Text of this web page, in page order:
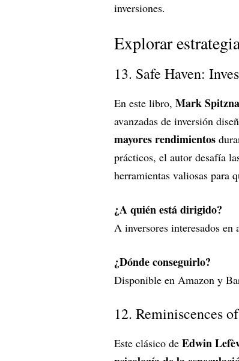
inversiones.
Explorar
13. Safe Haven:
En este libro, Mark
avanzadas de inversión
mayores rendimientos
prácticos, el autor desafía
herramientas valiosas para
¿A quién está dirigido?
A inversores interesados
¿Dónde conseguirlo?
Disponible en Amazon y
12. Reminiscences
Este clásico de Edwin